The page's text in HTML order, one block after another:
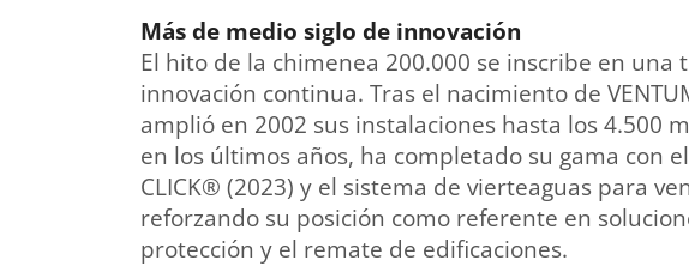
Más de medio siglo de innovación
El hito de la chimenea 200.000 se inscribe en
innovación continua. Tras el nacimiento de
amplió en 2002 sus instalaciones hasta los 4.500
en los últimos años, ha completado su gama con
CLICK® (2023) y el sistema de vierteaguas para
reforzando su posición como referente en
protección y el remate de edificaciones.